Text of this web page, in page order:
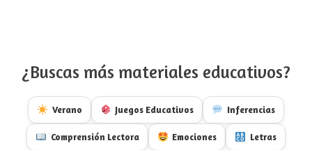
¿Buscas más materiales educativos?
Verano Juegos Educativos Inferencias
Comprensión Lectora Emociones Letras